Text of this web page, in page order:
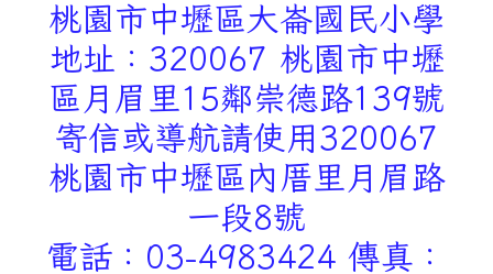
桃園市中壢區大崙國民小學
地址：320067 桃園市中壢
區月眉里15鄰崇德路139號
寄信或導航請使用320067
桃園市中壢區內厝里月眉路
一段8號
電話：03-4983424 傳真：